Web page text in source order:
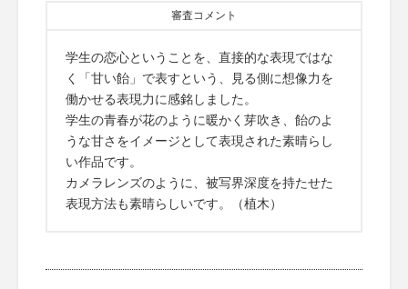
審査コメント
学生の恋心ということを、直接的な表現ではな
く「甘い飴」で表すという、見る側に想像力を
働かせる表現力に感銘しました。
学生の青春が花のように暖かく芽吹き、飴のよ
うな甘さをイメージとして表現された素晴らし
い作品です。
カメラレンズのように、被写界深度を持たせた
表現方法も素晴らしいです。（植木）